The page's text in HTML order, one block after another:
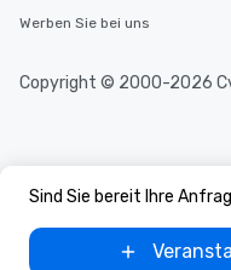
Sind Sie bereit Ihre
Werben Sie bei uns
Copyright © 2000-2026